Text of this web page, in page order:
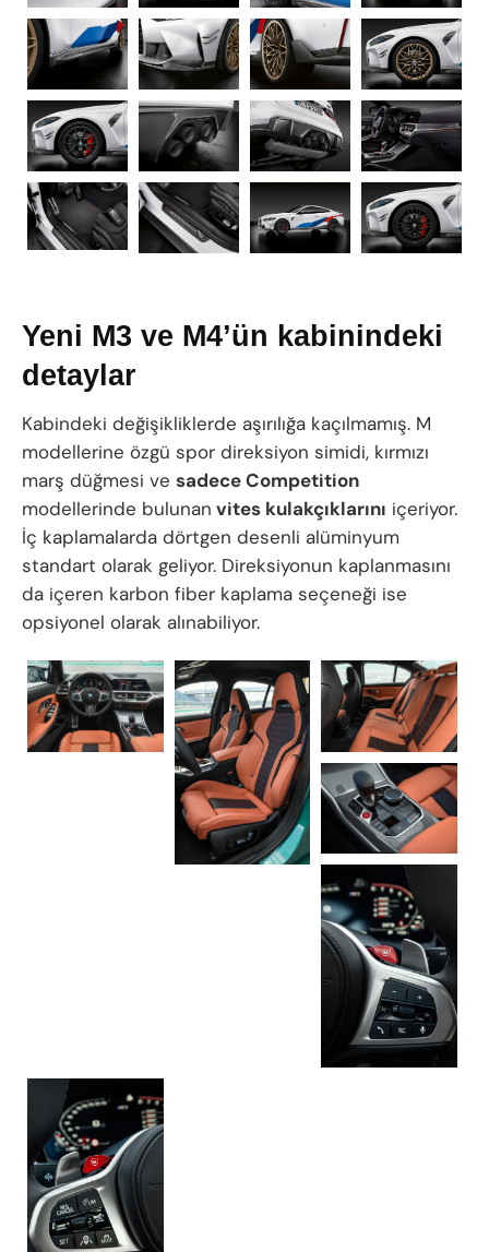
Yeni M3 ve M4’ün kabinindeki
detaylar
Kabindeki değişikliklerde aşırılığa kaçılmamış. M
modellerine özgü spor direksiyon simidi, kırmızı
marş düğmesi ve sadece Competition
modellerinde bulunan vites kulakçıklarını içeriyor.
İç kaplamalarda dörtgen desenli alüminyum
standart olarak geliyor. Direksiyonun kaplanmasını
da içeren karbon fiber kaplama seçeneği ise
opsiyonel olarak alınabiliyor.